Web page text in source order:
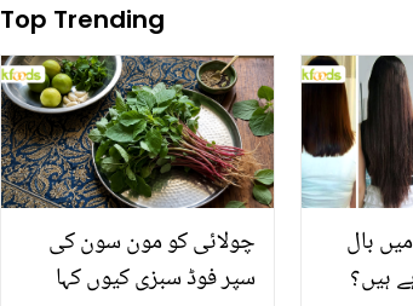
Top Trending
چولائی کو مون سون کی
سپر فوڈ سبزی کیوں کہا
بال
ہیں؟